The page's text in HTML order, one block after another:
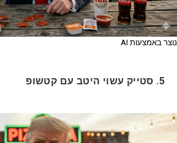
נוצר באמצעות AI
5. סטייק עשוי היטב עם קטשופ